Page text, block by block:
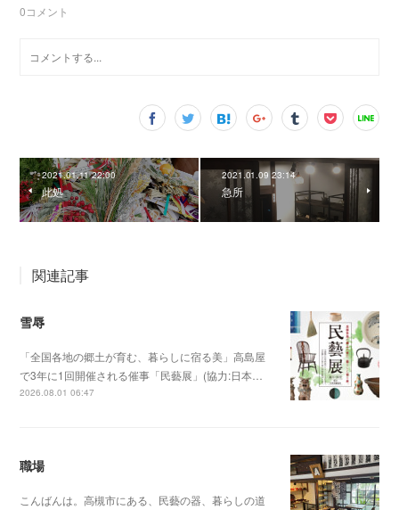
0コメント
2021.01.11 22:00
此処
2021.01.09 23:14
急所
関連記事
雪辱
「全国各地の郷土が育む、暮らしに宿る美」高島屋
で3年に1回開催される催事「民藝展」(協力:日本…
2026.08.01 06:47
職場
こんばんは。高槻市にある、民藝の器、暮らしの道